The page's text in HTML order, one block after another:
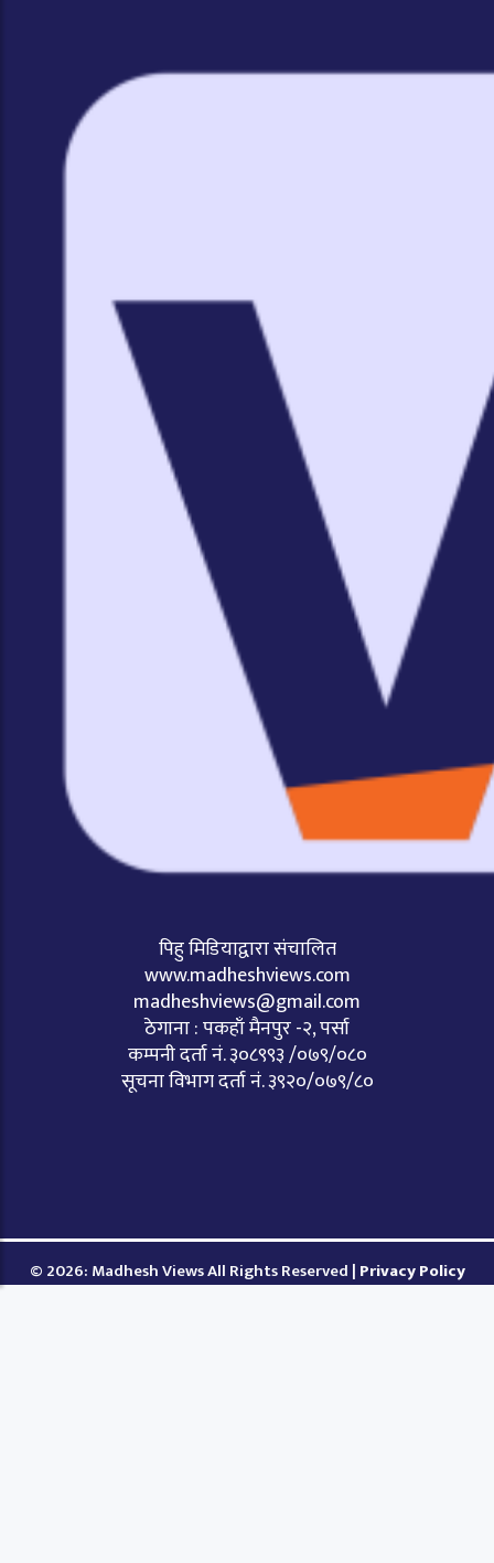
पिहु मिडियाद्वारा संचालित
www.madheshviews.com
madheshviews@gmail.com
ठेगाना : पकहाँ मैनपुर -२, पर्सा
कम्पनी दर्ता नं. ३०८९९३ /०७९/०८०
सूचना विभाग दर्ता नं. ३९२०/०७९/८०
© 2026: Madhesh Views All Rights Reserved | Privacy Policy